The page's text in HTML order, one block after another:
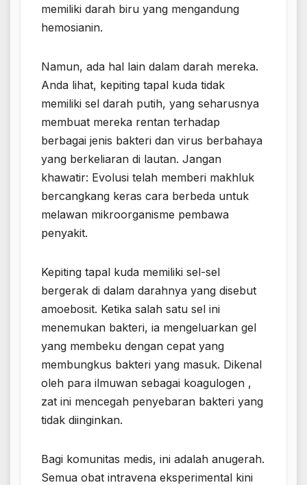
memiliki darah biru yang mengandung
hemosianin.
Namun, ada hal lain dalam darah mereka.
Anda lihat, kepiting tapal kuda tidak
memiliki sel darah putih, yang seharusnya
membuat mereka rentan terhadap
berbagai jenis bakteri dan virus berbahaya
yang berkeliaran di lautan. Jangan
khawatir: Evolusi telah memberi makhluk
bercangkang keras cara berbeda untuk
melawan mikroorganisme pembawa
penyakit.
Kepiting tapal kuda memiliki sel-sel
bergerak di dalam darahnya yang disebut
amoebosit. Ketika salah satu sel ini
menemukan bakteri, ia mengeluarkan gel
yang membeku dengan cepat yang
membungkus bakteri yang masuk. Dikenal
oleh para ilmuwan sebagai koagulogen ,
zat ini mencegah penyebaran bakteri yang
tidak diinginkan.
Bagi komunitas medis, ini adalah anugerah.
Semua obat intravena eksperimental kini